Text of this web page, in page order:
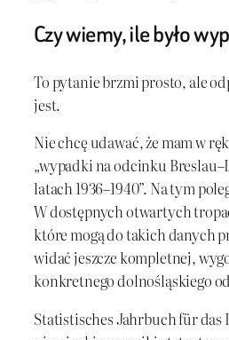
Czy wiemy, ile było
To pytanie brzmi prosto, ale
jest.
Nie chcę udawać, że mam w
„wypadki na odcinku
latach 1936–1940”. Na tym
W dostępnych otwartych
które mogą do takich danych
widać jeszcze kompletnej,
konkretnego dolnośląskiego
Statistisches Jahrbuch für das